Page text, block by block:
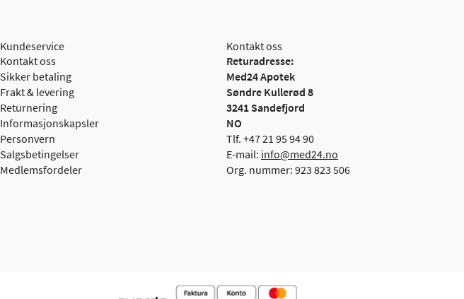
Kundeservice
Kontakt oss
Sikker betaling
Frakt & levering
Returnering
Informasjonskapsler
Personvern
Salgsbetingelser
Medlemsfordeler
Kontakt oss
Returadresse:
Med24 Apotek
Søndre Kullerød 8
3241 Sandefjord
NO
Tlf. +47 21 95 94 90
E-mail: info@med24.no
Org. nummer: 923 823 506